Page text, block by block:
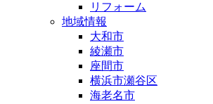
リフォーム
地域情報
大和市
綾瀬市
座間市
横浜市瀬谷区
海老名市